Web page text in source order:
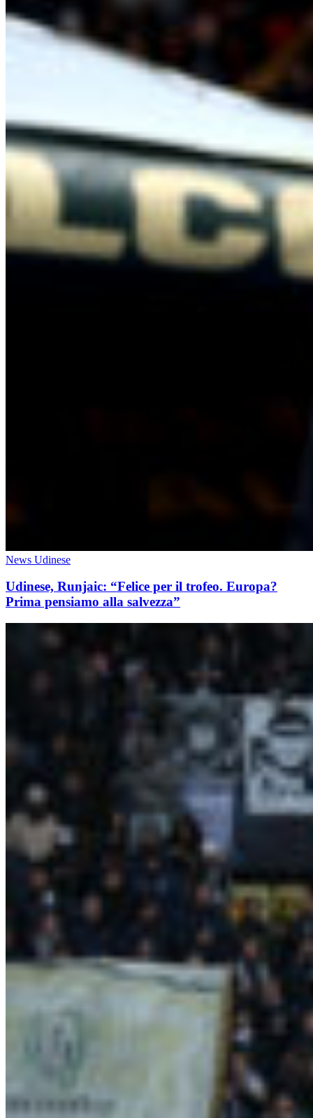
News Udinese
Udinese, Runjaic: “Felice per il trofeo. Europa?
Prima pensiamo alla salvezza”